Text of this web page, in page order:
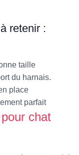
retenir :
taille
du harnais.
place
parfait
chat